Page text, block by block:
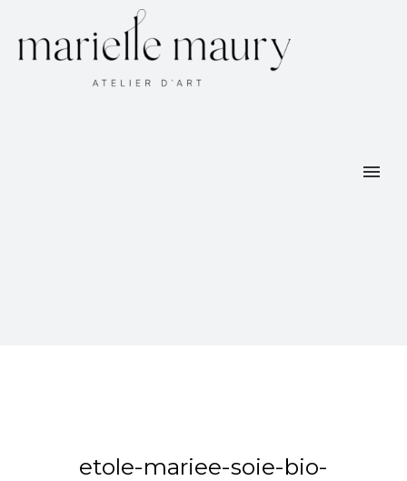
etole-mariee-soie-bio-